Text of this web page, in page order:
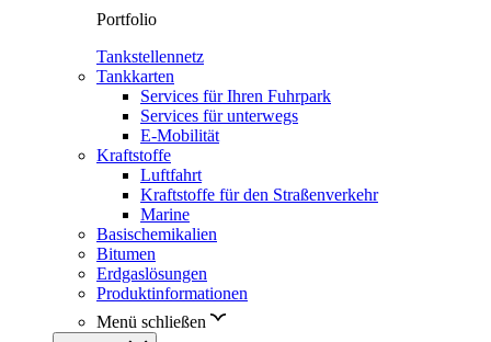
Portfolio
Tankstellennetz
Tankkarten
Services für Ihren Fuhrpark
Services für unterwegs
E-Mobilität
Kraftstoffe
Luftfahrt
Kraftstoffe für den Straßenverkehr
Marine
Basischemikalien
Bitumen
Erdgaslösungen
Produktinformationen
Menü schließen